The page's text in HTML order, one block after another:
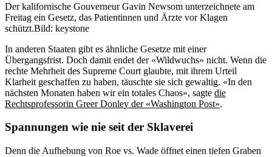
Der kalifornische Gouverneur Gavin Newsom unterzeichnete am
Freitag ein Gesetz, das Patientinnen und Ärzte vor Klagen
schützt.Bild: keystone
In anderen Staaten gibt es ähnliche Gesetze mit einer
Übergangsfrist. Doch damit endet der «Wildwuchs» nicht. Wenn die
rechte Mehrheit des Supreme Court glaubte, mit ihrem Urteil
Klarheit geschaffen zu haben, täuschte sie sich gewaltig. «In den
nächsten Monaten haben wir ein totales Chaos», sagte die
Rechtsprofessorin Greer Donley der «Washington Post».
Spannungen wie nie seit der Sklaverei
Denn die Aufhebung von Roe vs. Wade öffnet einen tiefen Graben